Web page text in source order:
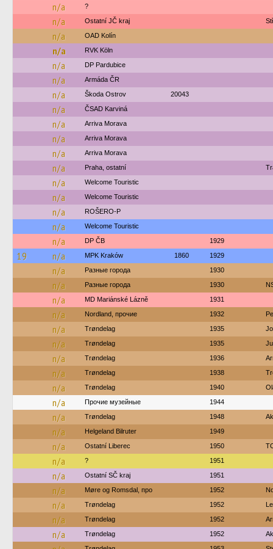
n/a ?
n/a Ostatní JČ kraj
n/a OAD Kolín
n/a RVK Köln
n/a DP Pardubice
n/a Armáda ČR
n/a Škoda Ostrov 20043
n/a ČSAD Karviná
n/a Arriva Morava
n/a Arriva Morava
n/a Arriva Morava
n/a Praha, ostatní
n/a Welcome Touristic
n/a Welcome Touristic
n/a ROŠERO-P
n/a Welcome Touristic
n/a DP ČB 1929
19 n/a MPK Kraków 1860 1929
n/a Разные города 1930
n/a Разные города 1930
n/a MD Mariánské Lázně 1931
n/a Nordland, прочие 1932
n/a Trøndelag 1935
n/a Trøndelag 1935
n/a Trøndelag 1936
n/a Trøndelag 1938
n/a Trøndelag 1940
n/a Прочие музейные 1944
n/a Trøndelag 1948
n/a Helgeland Bilruter 1949
n/a Ostatní Liberec 1950
n/a ? 1951
n/a Ostatní SČ kraj 1951
n/a Møre og Romsdal, про 1952
n/a Trøndelag 1952
n/a Trøndelag 1952
n/a Trøndelag 1952